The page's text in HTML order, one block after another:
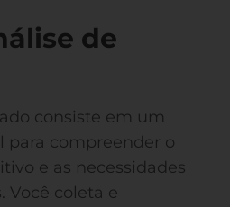
de
consiste em um
para compreender o
e as necessidades
Você coleta e